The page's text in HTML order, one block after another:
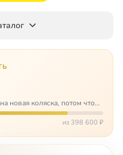
новая коляска, потом что
он не сможет не только
и продолжать лечение в
из 398 600 ₽